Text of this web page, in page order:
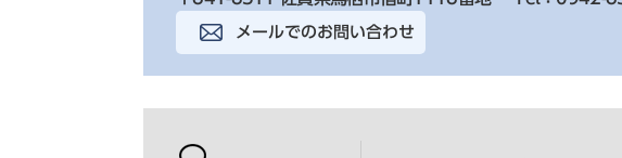
メールでのお問い合わせ